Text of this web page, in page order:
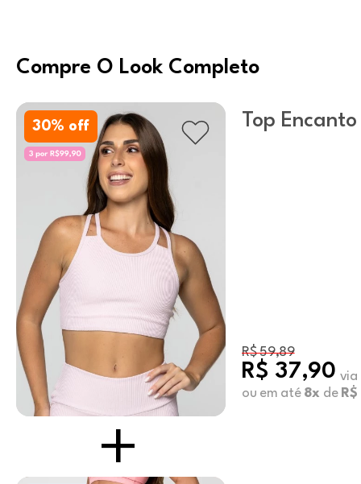
Compre O Look Completo
30% off Top
R$ 59,89
R$ 37,90 via
ou em até 8x de